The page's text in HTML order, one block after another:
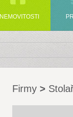
NEMOVITOSTI
Firmy >